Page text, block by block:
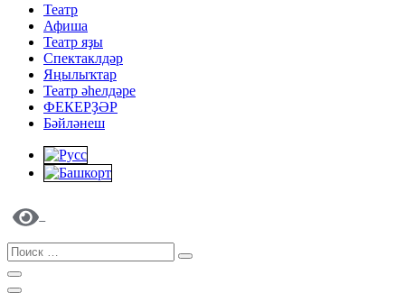
Театр
Афиша
Театр яҙы
Спектаклдәр
Яңылыҡтар
Театр әһелдәре
ФЕКЕРҘӘР
Бәйләнеш